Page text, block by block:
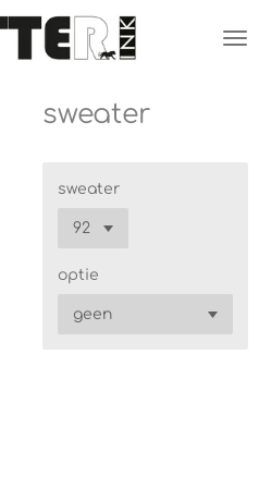
sweater
sweater
optie